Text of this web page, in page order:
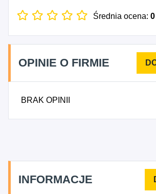
Data rozpoczęcia działalności
niewyspecjalizowanych sklepach z
żywności, napojów i wyrobów
Sprzedaż detaliczna owoców i
detaliczna mięsa i wyrobów z mięsa
wyrobów ciastkarskich i
w wyspecjalizowanych sklepach,
Średnia ocena: 0
OPINIE O FIRMIE
BRAK OPINII
INFORMACJE